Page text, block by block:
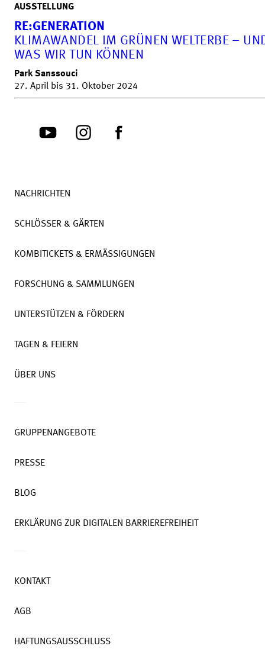
AUSSTELLUNG
RE:GENERATION
KLIMAWANDEL IM GRÜNEN WELTERBE –
WAS WIR TUN KÖNNEN
Park Sanssouci
27. April bis 31. Oktober 2024
NACHRICHTEN
SCHLÖSSER & GÄRTEN
KOMBITICKETS & ERMÄSSIGUNGEN
FORSCHUNG & SAMMLUNGEN
UNTERSTÜTZEN & FÖRDERN
TAGEN & FEIERN
ÜBER UNS
GRUPPENANGEBOTE
PRESSE
BLOG
ERKLÄRUNG ZUR DIGITALEN BARRIEREFREIHEIT
KONTAKT
AGB
HAFTUNGSAUSSCHLUSS